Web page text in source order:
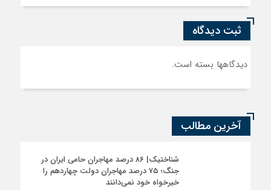
ثبت دیدگاه
دیدگاهها بسته است.
آخرین مطالب
شناختیک| ۸۶ درصد مهاجران حامی ایران در
جنگ؛ ۷۵ درصد مهاجران دولت چهاردهم را
خیرخواه خود نمی‌دانند